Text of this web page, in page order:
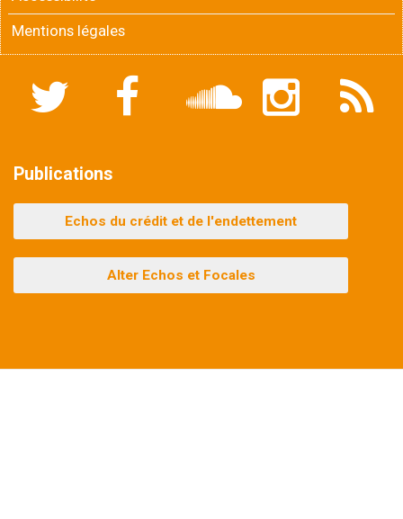
Mentions légales
Facebook Soundcloud Instagram
RSS
Publications
Echos du crédit et de l'endettement
Alter Echos et Focales